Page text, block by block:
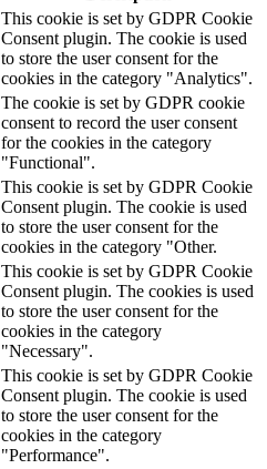
This cookie is set by GDPR Cookie
Consent plugin. The cookie is used
to store the user consent for the
cookies in the category "Analytics".
The cookie is set by GDPR cookie
consent to record the user consent
for the cookies in the category
"Functional".
This cookie is set by GDPR Cookie
Consent plugin. The cookie is used
to store the user consent for the
cookies in the category "Other.
This cookie is set by GDPR Cookie
Consent plugin. The cookies is used
to store the user consent for the
cookies in the category
"Necessary".
This cookie is set by GDPR Cookie
Consent plugin. The cookie is used
to store the user consent for the
cookies in the category
"Performance".